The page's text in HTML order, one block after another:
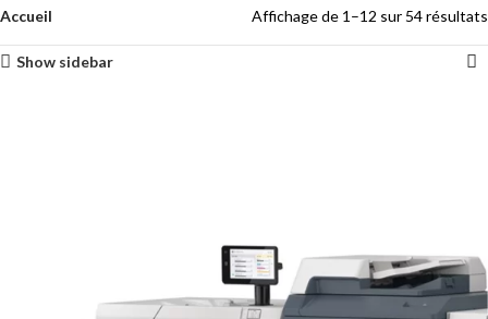
Accueil Affichage de 1–12 sur 54 résultats
Show sidebar